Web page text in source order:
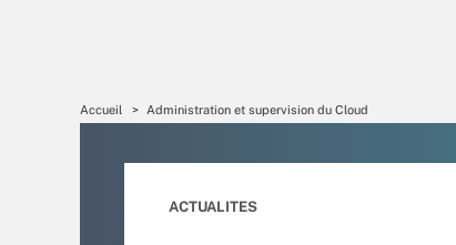
Accueil Administration et supervision du Cloud
ACTUALITES